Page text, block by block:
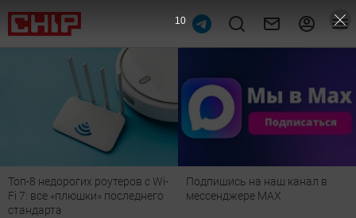
Топ-8 недорогих роутеров с Wi-
Fi 7: все «плюшки» последнего
стандарта
Подпишись на наш канал в
мессенджере МАХ
9